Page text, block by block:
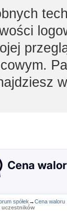
Cena
spółek →Cena waloru
uczestników